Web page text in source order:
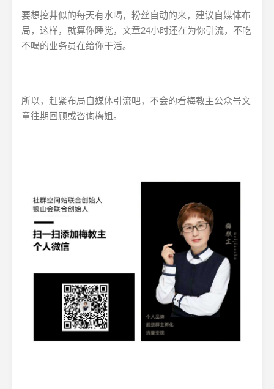
要想挖井似的每天有水喝，粉丝自动的来，建议自媒体布
局，这样，就算你睡觉，文章24小时还在为你引流，不吃
不喝的业务员在给你干活。
所以，赶紧布局自媒体引流吧，不会的看梅教主公众号文
章往期回顾或咨询梅姐。